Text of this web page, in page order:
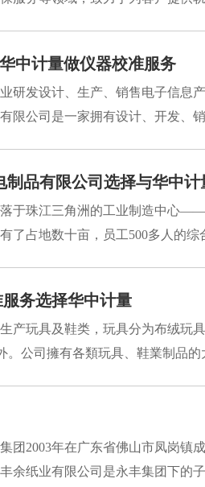
中计量做仪器校准服务
研发设计、生产、销售电子信息
限公司是一家拥有设计、开发、
品有限公司选择与华中计
于珠江三角洲的工业制造中心
了占地数十亩，员工500多人的综
务选择华中计量
产玩具及鞋类，玩具分为布绒玩
。公司擁有各類玩具、鞋業制品
团2003年在广东省佛山市凤岗镇
余纸业有限公司是永丰集团下的